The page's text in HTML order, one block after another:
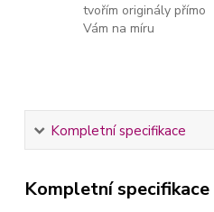
tvořím originály přímo
Vám na míru
Kompletní specifikace
Kompletní specifikace